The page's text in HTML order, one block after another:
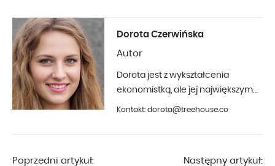
Dorota Czerwińska
Autor
Dorota jest z wykształcenia
ekonomistką, ale jej największym
hobby jest fotografia i aranżacja
od początku 2019 roku.
Kontakt: dorota@treehouse.co
Poprzedni artykuł: Następny artykuł: